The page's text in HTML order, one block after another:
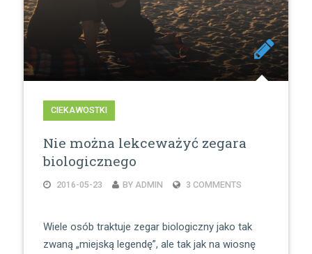
CIEKAWOSTKI
Nie można lekceważyć zegara
biologicznego
2016-05-23 BY ADMIN 3 COMMENTS
Wiele osób traktuje zegar biologiczny jako tak
zwaną „miejską legendę”, ale tak jak na wiosnę